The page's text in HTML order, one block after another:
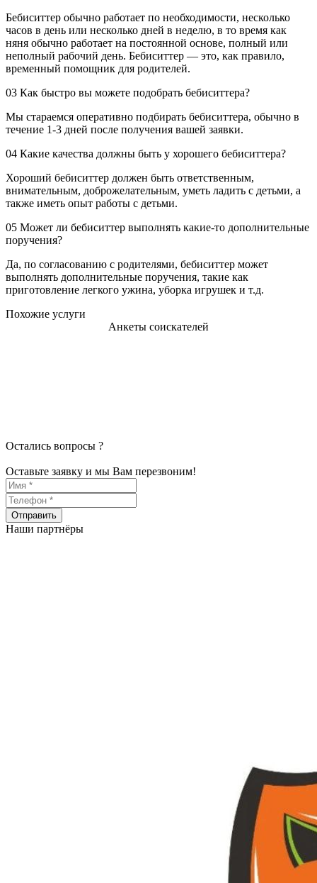
Бебиситтер обычно работает по необходимости, несколько
часов в день или несколько дней в неделю, в то время как
няня обычно работает на постоянной основе, полный или
неполный рабочий день. Бебиситтер — это, как правило,
временный помощник для родителей.
03 Как быстро вы можете подобрать бебиситтера?
Мы стараемся оперативно подбирать бебиситтера, обычно в
течение 1-3 дней после получения вашей заявки.
04 Какие качества должны быть у хорошего бебиситтера?
Хороший бебиситтер должен быть ответственным,
внимательным, доброжелательным, уметь ладить с детьми, а
также иметь опыт работы с детьми.
05 Может ли бебиситтер выполнять какие-то дополнительные
поручения?
Да, по согласованию с родителями, бебиситтер может
выполнять дополнительные поручения, такие как
приготовление легкого ужина, уборка игрушек и т.д.
Похожие услуги
Анкеты соискателей
Остались вопросы ?
Оставьте заявку и мы Вам перезвоним!
Наши партнёры